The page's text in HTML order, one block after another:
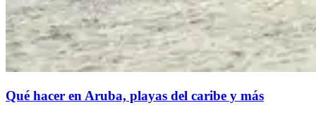
Qué hacer en Aruba, playas del caribe y más